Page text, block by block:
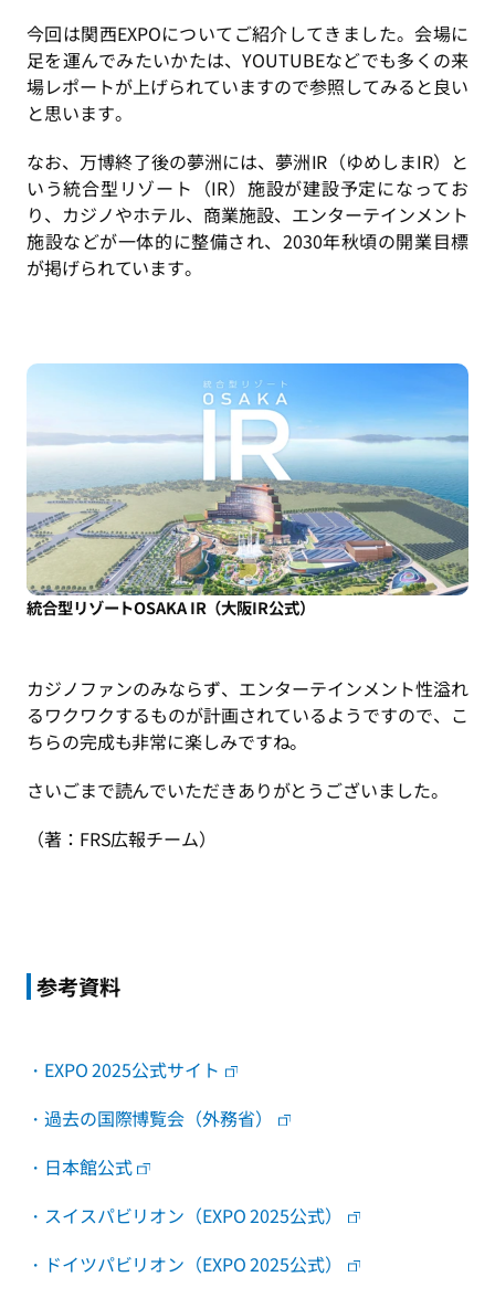
今回は関西EXPOについてご紹介してきました。会場に
足を運んでみたいかたは、YOUTUBEなどでも多くの来
場レポートが上げられていますので参照してみると良い
と思います。
なお、万博終了後の夢洲には、夢洲IR（ゆめしまIR）と
いう統合型リゾート（IR）施設が建設予定になってお
り、カジノやホテル、商業施設、エンターテインメント
施設などが一体的に整備され、2030年秋頃の開業目標
が掲げられています。
統合型リゾートOSAKA IR（大阪IR公式）
カジノファンのみならず、エンターテインメント性溢れ
るワクワクするものが計画されているようですので、こ
ちらの完成も非常に楽しみですね。
さいごまで読んでいただきありがとうございました。
（著：FRS広報チーム）
参考資料
・EXPO 2025公式サイト
・過去の国際博覧会（外務省）
・日本館公式
・スイスパビリオン（EXPO 2025公式）
・ドイツパビリオン（EXPO 2025公式）